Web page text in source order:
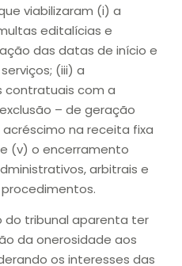
viabilizaram (i) a
editalícias e
das datas de início e
(iii) a
contratuais com a
– de geração
na receita fixa
(v) o encerramento
arbitrais e
do tribunal aparenta ter
da onerosidade aos
os interesses das